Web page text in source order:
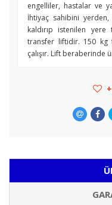
engelliler, hastalar ve
İhtiyaç sahibini
kaldırıp istenilen
transfer liftidir. 150 kg
çalışır. Lift beraberinde